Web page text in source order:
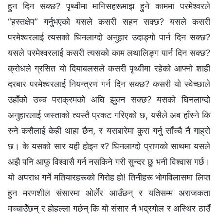
हुन दिन सक्छ? पृथ्वीमा मानिसहरूमाझ हुने काममा परमेश्‍वरले
“हस्तक्षेप” गर्नुभएको यसले कसरी सहन सक्छ? यसले कसरी
परमेश्‍वरलाई त्यसको घिनलाग्दो अनुहार उदाङ्गो पार्न दिन सक्छ?
यसले परमेश्‍वरलाई कसरी त्यसको काम लथालिङ्ग पार्न दिन सक्छ?
क्रोधले ग्रसित यो दियाबलसले कसरी पृथ्वीमा रहेको आफ्नो शाही
दरबार परमेश्‍वरलाई नियन्त्रण गर्न दिन सक्छ? कसरी यो स्वेच्छाले
उहाँको उच्‍च पराक्रमको अघि झुक्‍न सक्छ? यसको घिनलाग्दो
अनुहारलाई जस्ताको त्यस्तै प्रकट गरिएको छ, यसैले अब हाँस्‍ने कि
रुने कसैलाई केही थाहा छैन, र यसबारेमा कुरा गर्नु साँच्‍चै नै गाह्रो
छ। के यसको सार यही होइन र? घिनलाग्दो प्राणको साथमा यसले
अझै पनि आफू विश्‍वासै गर्न नसकिने गरी सुन्दर छु भनी विश्‍वास गर्छ।
यो अपराध गर्ने मतियारहरूको गिरोह हो! तिनीहरू भोगविलासमा लिप्त
हुन मरणशील संसारमा ओर्लेर आउँछन् र यतिसम्म अराजकता
मच्‍चाउँछन् र होहल्‍ला गर्छन् कि यो संसार नै भद्रगोल र अस्थिर ठाउँ